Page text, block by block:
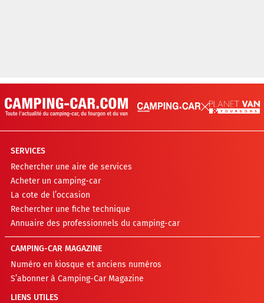
SERVICES
Rechercher une aire de services
Acheter un camping-car
La cote de l’occasion
Rechercher une fiche technique
Annuaire des professionnels du camping-car
CAMPING-CAR MAGAZINE
Numéro en kiosque et anciens numéros
S’abonner à Camping-Car Magazine
LIENS UTILES